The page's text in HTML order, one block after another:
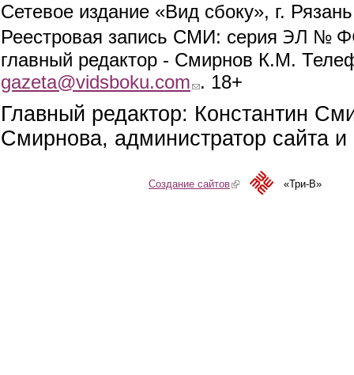
Сетевое издание «Вид сбоку», г.
Реестровая запись СМИ: серия ЭЛ №
главный редактор - Смирнов К.М.
gazeta@vidsboku.com (link sends e-mail)
. 18+
Главный редактор: Константин
Смирнова, администратор сайта
Создание сайтов(link is external)«Три-В»